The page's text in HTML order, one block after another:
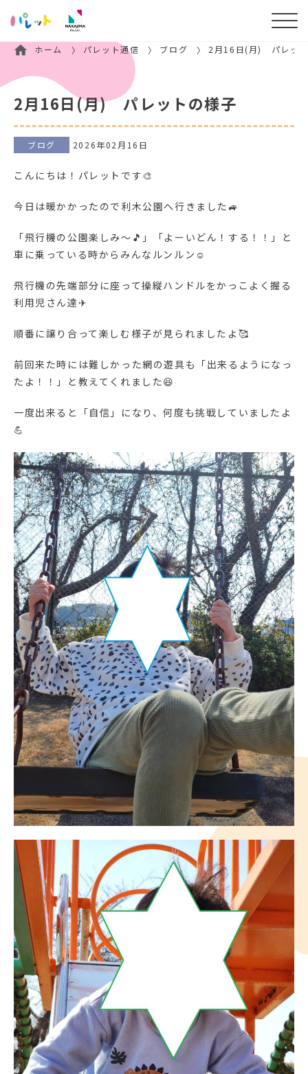
ホーム パレット通信 ブログ 2月16日(月) パレッ
2月16日(月) パレットの様子
ブログ 2026年02月16日
こんにちは！パレットです🎨
今日は暖かかったので利木公園へ行きました🚙
「飛行機の公園楽しみ～🎵」「よーいどん！する！！」と
車に乗っている時からみんなルンルン☺
飛行機の先端部分に座って操縦ハンドルをかっこよく握る
利用児さん達✈
順番に譲り合って楽しむ様子が見られましたよ🥰
前回来た時には難しかった網の遊具も「出来るようになっ
たよ！！」と教えてくれました😆
一度出来ると「自信」になり、何度も挑戦していましたよ
💪